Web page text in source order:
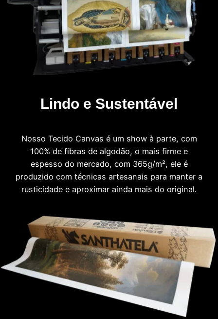
Lindo e Sustentável
Nosso Tecido Canvas é um show à parte, com
100% de fibras de algodão, o mais firme e
espesso do mercado, com 365g/m², ele é
produzido com técnicas artesanais para manter a
rusticidade e aproximar ainda mais do original.